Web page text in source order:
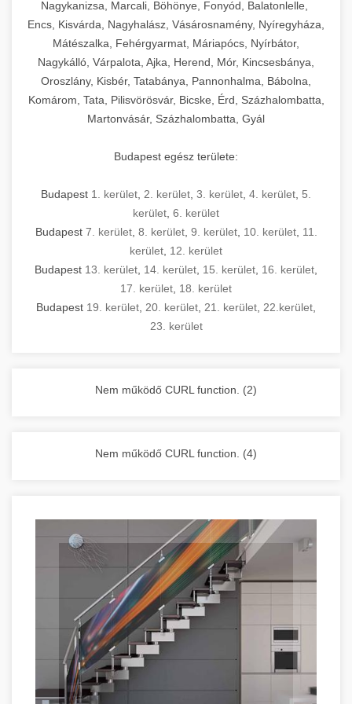
Ipari sütők és gőzpárolók katalógusa -
chef-iparikonyhagepek.hu
berendezések
használatot, miközben megfelel az összes
higiéniai előírásnak.
Ipari hűtőberendezések széles
választéka - chef-iparikonyhagepek.hu
kereskedelmi hűtőegység és hűtőkamra rendszerek
hőmérsékletet és vízminőséget figyelő
rendszerekkel, valamint energiatakarékos
technológiával rendelkeznek. A rozsdamentes
acél konstrukció és a könnyen hozzáférhető
karbantartási pontok biztosítják a hosszú
élettartamot és az egyszerű üzemeltetést.
Ipari mosogatógépek teljes kínálata -
kereskedelmi mosogatógép és tisztítóberendezések
tisztíthatók, szétszerelhetők és karbantarthatók,
megfelelnek az összes élelmiszer-biztonsági
előírásnak. Különböző teljesítményű modellek
állnak rendelkezésre asztali és állványos
kivitelben, az egyedi igények és a
feldolgozandó mennyiségek függvényében.
Biztonságos kezelést biztosító védőburkolatok
számára.
Sajtreszelő gépek szakmai választéka -
chef-iparikonyhagepek.hu
kereskedelmi sajtreszelő és aprítógépek
berendezést magában foglal, amely szükséges
egy modern, hatékonyan működő
kereskedelmi konyha komplett felszereléséhez
és működtetéséhez. Az alapvető
főzőberendezésektől (tűzhelyek, sütők,
grillsütők, frittőzök) kezdve a speciális
feldolgozógépeken (szeletelők, aprítók,
kiegészítő eszközökig mindent egy helyen
megtalál. Szakértő tanácsadóink segítenek a
megfelelő berendezések kiválasztásában, a
konyha optimális elrendezésének
megtervezésében, valamint a telepítés és az
üzembe helyezés koordinálásában. Hosszú távú
garancia, gyors szerviz és folyamatos műszaki
támogatás biztosítja az Ön nyugalmát és
Nagykonyhai berendezések komplett
Nagykanizsa, Marcali, Böhönye, Fonyód, Balatonlelle,
Encs, Kisvárda, Nagyhalász, Vásárosnamény, Nyíregyháza,
Mátészalka, Fehérgyarmat, Máriapócs, Nyírbátor,
Nagykálló, Várpalota, Ajka, Herend, Mór, Kincsesbánya,
Oroszlány, Kisbér, Tatabánya, Pannonhalma, Bábolna,
Komárom, Tata, Pilisvörösvár, Bicske, Érd, Százhalombatta,
Martonvásár, Százhalombatta, Gyál
Budapest egész területe:
Budapest 1. kerület 2. kerület 3. kerület 4. kerület 5.
kerület 6. kerület
Budapest 7. kerület, 8. kerület, 9. kerület, 10. kerület, 11.
kerület 12. kerület
Budapest 13. kerület 14. kerület 15. kerület 16. kerület
17. kerület 18. kerület
Budapest 19. kerület 20. kerület 21. kerület 22.kerület
23. kerület
Nem működő CURL function. (2)
Nem működő CURL function. (4)